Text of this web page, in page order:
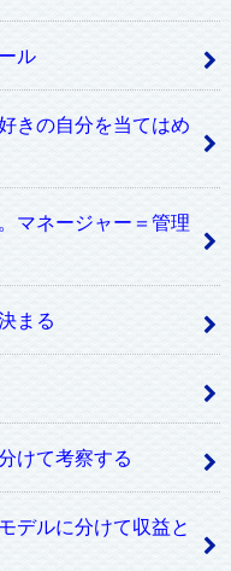
ル
きの自分を当てはめ
マネージャー＝管理
まる
けて考察する
デルに分けて収益と